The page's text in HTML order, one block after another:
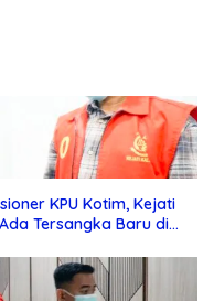
KPU Kotim, Kejati
Tersangka Baru di